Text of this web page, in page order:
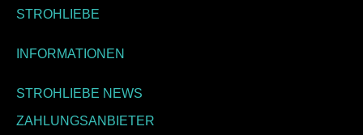
STROHLIEBE
INFORMATIONEN
STROHLIEBE NEWS
ZAHLUNGSANBIETER